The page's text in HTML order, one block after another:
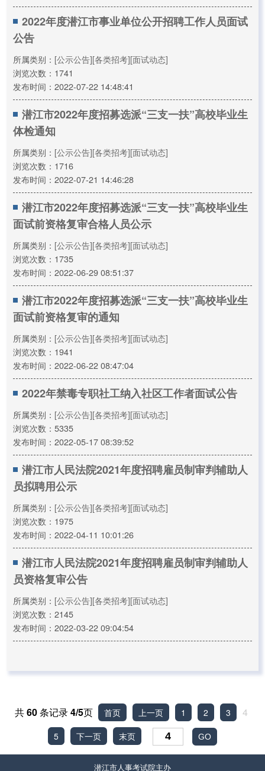
2022年度潜江市事业单位公开招聘工作人员面试
公告
所属类别： [公示公告][各类招考][面试动态]
浏览次数：1741
发布时间：2022-07-22 14:48:41
潜江市2022年度招募选派“三支一扶”高校毕业生
体检通知
所属类别： [公示公告][各类招考][面试动态]
浏览次数：1716
发布时间：2022-07-21 14:46:28
潜江市2022年度招募选派“三支一扶”高校毕业生
面试前资格复审合格人员公示
所属类别： [公示公告][各类招考][面试动态]
浏览次数：1735
发布时间：2022-06-29 08:51:37
潜江市2022年度招募选派“三支一扶”高校毕业生
面试前资格复审的通知
所属类别： [公示公告][各类招考][面试动态]
浏览次数：1941
发布时间：2022-06-22 08:47:04
2022年禁毒专职社工纳入社区工作者面试公告
所属类别： [公示公告][各类招考][面试动态]
浏览次数：5335
发布时间：2022-05-17 08:39:52
潜江市人民法院2021年度招聘雇员制审判辅助人
员拟聘用公示
所属类别： [公示公告][各类招考][面试动态]
浏览次数：1975
发布时间：2022-04-11 10:01:26
潜江市人民法院2021年度招聘雇员制审判辅助人
员资格复审公告
所属类别： [公示公告][各类招考][面试动态]
浏览次数：2145
发布时间：2022-03-22 09:04:54
共60条记录4/5页 首页 上一页 1 2 3 4
5 下一页 末页
潜江市人事考试院主办